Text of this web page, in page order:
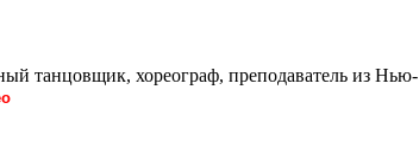
танцовщик, хореограф, преподаватель из Нью-